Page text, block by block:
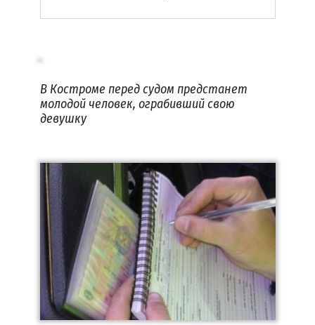
В Костроме перед судом предстанет
молодой человек, ограбивший свою
девушку